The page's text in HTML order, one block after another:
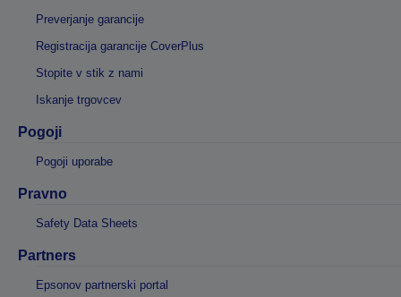
Preverjanje garancije
Registracija garancije CoverPlus
Stopite v stik z nami
Iskanje trgovcev
Pogoji
Pogoji uporabe
Pravno
Safety Data Sheets
Partners
Epsonov partnerski portal